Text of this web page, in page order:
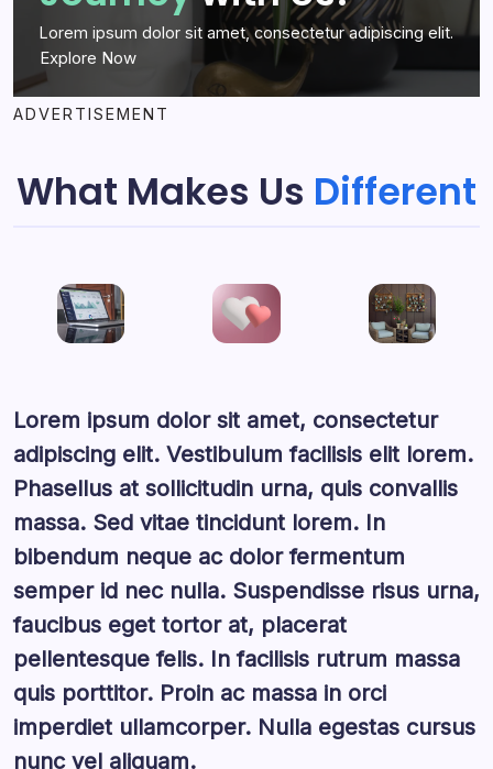
Lorem ipsum dolor sit amet, consectetur adipiscing elit.
Explore Now
ADVERTISEMENT
What Makes Us Different
Lorem ipsum dolor sit amet, consectetur
adipiscing elit. Vestibulum facilisis elit lorem.
Phasellus at sollicitudin urna, quis convallis
massa. Sed vitae tincidunt lorem. In
bibendum neque ac dolor fermentum
semper id nec nulla. Suspendisse risus urna,
faucibus eget tortor at, placerat
pellentesque felis. In facilisis rutrum massa
quis porttitor. Proin ac massa in orci
imperdiet ullamcorper. Nulla egestas cursus
nunc vel aliquam.